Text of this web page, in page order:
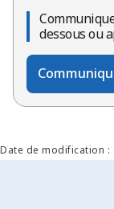
dessous ou
Date de modification :